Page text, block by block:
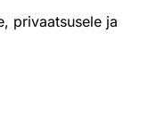
privaatsusele ja